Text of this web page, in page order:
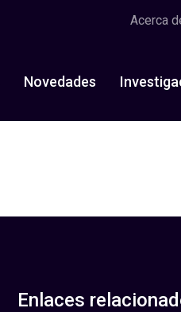
Acerca
Novedades
Enlaces